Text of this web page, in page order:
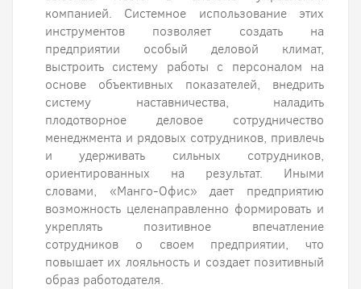
компанией. Системное использование этих
инструментов позволяет создать на
предприятии особый деловой климат,
выстроить систему работы с персоналом на
основе объективных показателей, внедрить
систему наставничества, наладить
плодотворное деловое сотрудничество
менеджмента и рядовых сотрудников, привлечь
и удерживать сильных сотрудников,
ориентированных на результат. Иными
словами, «Манго-Офис» дает предприятию
возможность целенаправленно формировать и
укреплять позитивное впечатление
сотрудников о своем предприятии, что
повышает их лояльность и создает позитивный
образ работодателя.